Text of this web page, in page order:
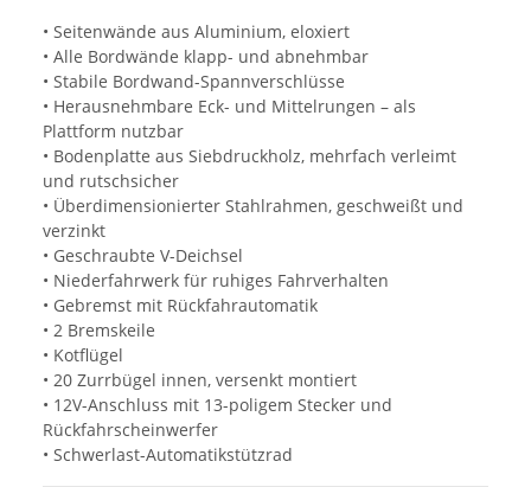
• Seitenwände aus Aluminium, eloxiert
• Alle Bordwände klapp- und abnehmbar
• Stabile Bordwand-Spannverschlüsse
• Herausnehmbare Eck- und Mittelrungen – als
Plattform nutzbar
• Bodenplatte aus Siebdruckholz, mehrfach verleimt
und rutschsicher
• Überdimensionierter Stahlrahmen, geschweißt und
verzinkt
• Geschraubte V-Deichsel
• Niederfahrwerk für ruhiges Fahrverhalten
• Gebremst mit Rückfahrautomatik
• 2 Bremskeile
• Kotflügel
• 20 Zurrbügel innen, versenkt montiert
• 12V-Anschluss mit 13-poligem Stecker und
Rückfahrscheinwerfer
• Schwerlast-Automatikstützrad